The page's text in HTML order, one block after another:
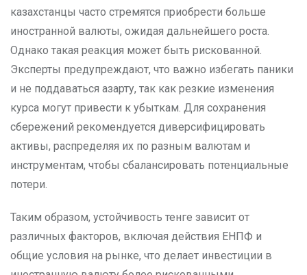
казахстанцы часто стремятся приобрести больше
иностранной валюты, ожидая дальнейшего роста.
Однако такая реакция может быть рискованной.
Эксперты предупреждают, что важно избегать паники
и не поддаваться азарту, так как резкие изменения
курса могут привести к убыткам. Для сохранения
сбережений рекомендуется диверсифицировать
активы, распределяя их по разным валютам и
инструментам, чтобы сбалансировать потенциальные
потери.
Таким образом, устойчивость тенге зависит от
различных факторов, включая действия ЕНПФ и
общие условия на рынке, что делает инвестиции в